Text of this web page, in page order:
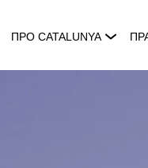
ПРО CATALUNYA